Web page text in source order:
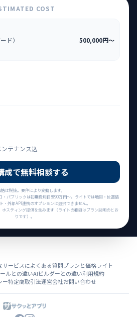
COST
ド）
500,000円〜
テナンス込
成で無料相談する
は税抜。要件により変動します。
パブリックは初期費用目安90万円〜。ライトでは地図・位置情
・外部API連携のオプションは選択できません。
スティング提供を含みます（ライトの範囲はプラン説明のとお
りです）。
サービスによくある質問プランと価格ライト
ルとの違いAIビルダーとの違い利用規約
ー特定商取引法運営会社お問い合わせ